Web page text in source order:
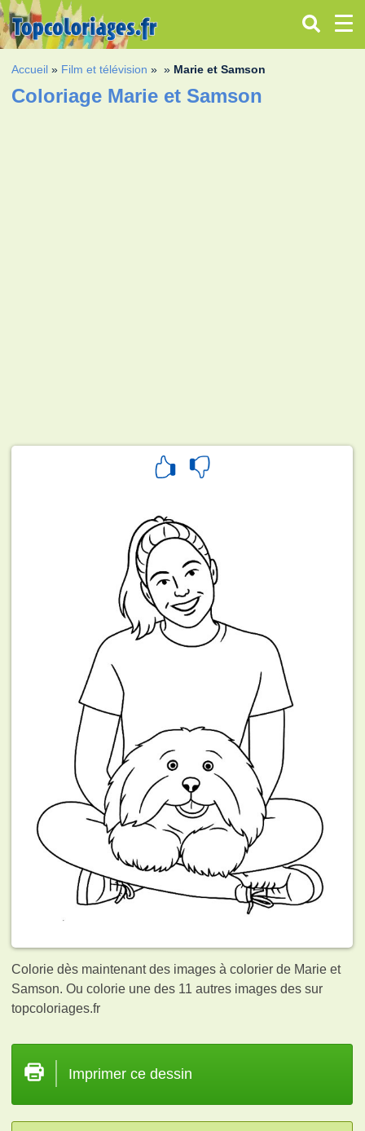
Accueil » Film et télévision » » Marie et Samson
Coloriage Marie et Samson
Colorie dès maintenant des images à colorier de Marie et
Samson. Ou colorie une des 11 autres images dessur
topcoloriages.fr
Imprimer ce dessin